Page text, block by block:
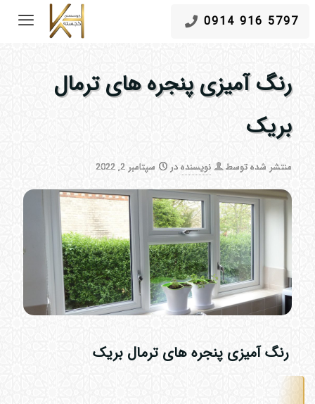
5797 916 0914
رنگ آمیزی پنجره های ترمال
بریک
منتشر شده توسط نویسندهدر سپتامبر 2, 2022
رنگ آمیزی پنجره های ترمال بریک